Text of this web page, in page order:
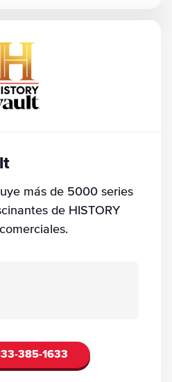
más de 5000 series
de HISTORY
385-1633